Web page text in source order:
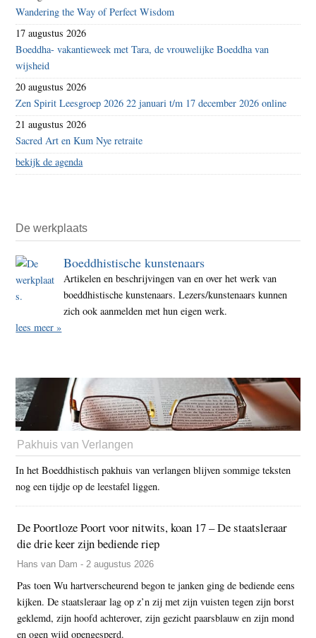
Wandering the Way of Perfect Wisdom
17 augustus 2026
Boeddha- vakantieweek met Tara, de vrouwelijke Boeddha van
wijsheid
20 augustus 2026
Zen Spirit Leesgroep 2026 22 januari t/m 17 december 2026 online
21 augustus 2026
Sacred Art en Kum Nye retraite
bekijk de agenda
De werkplaats
Boeddhistische kunstenaars
Artikelen en beschrijvingen van en over het werk van
boeddhistische kunstenaars. Lezers/kunstenaars kunnen
zich ook aanmelden met hun eigen werk.
lees meer »
Pakhuis van Verlangen
In het Boeddhistisch pakhuis van verlangen blijven sommige teksten
nog een tijdje op de leestafel liggen.
De Poortloze Poort voor nitwits, koan 17 – De staatsleraar
die drie keer zijn bediende riep
Hans van Dam - 2 augustus 2026
Pas toen Wu hartverscheurend begon te janken ging de bediende eens
kijken. De staatsleraar lag op z’n zij met zijn vuisten tegen zijn borst
geklemd, zijn hoofd achterover, zijn gezicht paarsblauw en zijn mond
en ogen wijd opengesperd.